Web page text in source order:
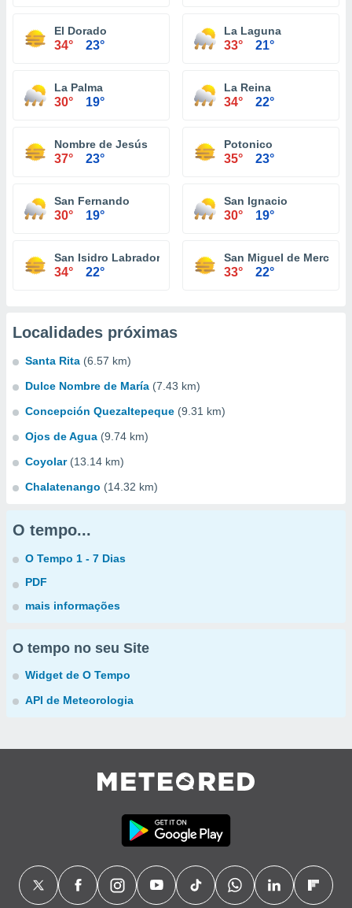
El Dorado
34° 23°
La Laguna
33° 21°
La Palma
30° 19°
La Reina
34° 22°
Nombre de Jesús
37° 23°
Potonico
35° 23°
San Fernando
30° 19°
San Ignacio
30° 19°
San Isidro Labrador
34° 22°
San Miguel de
33° 22°
Localidades próximas
Santa Rita (6.57 km)
Dulce Nombre de María (7.43 km)
Concepción Quezaltepeque (9.31 km)
Ojos de Agua (9.74 km)
Coyolar (13.14 km)
Chalatenango (14.32 km)
O tempo...
O Tempo 1 - 7 Dias
PDF
mais informações
O tempo no seu Site
Widget de O Tempo
API de Meteorologia